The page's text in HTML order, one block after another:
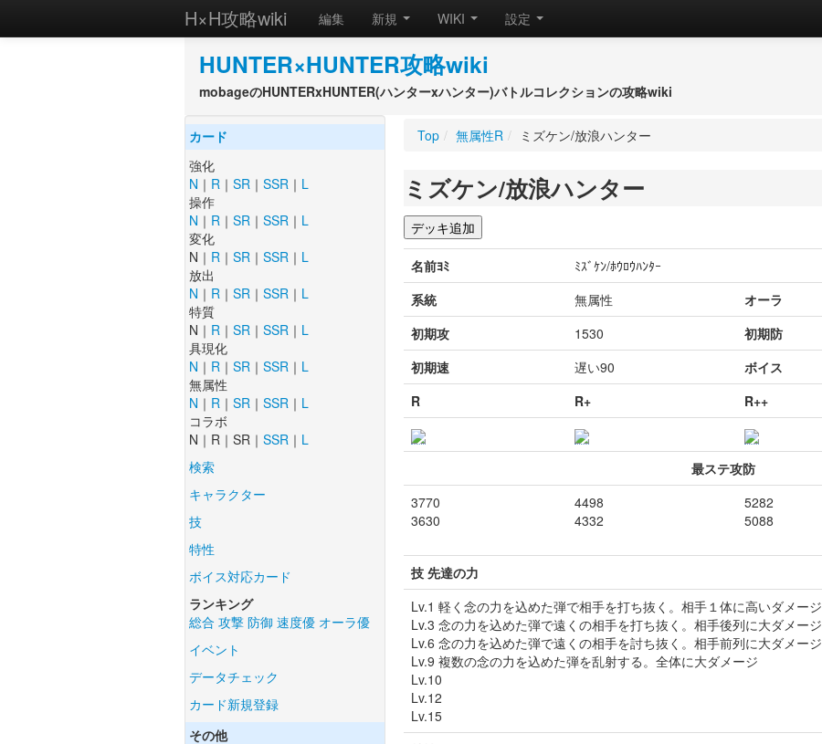
H×H攻略wiki 編集 新規 WIKI 設定
HUNTER×HUNTER攻略wiki
mobageのHUNTERxHUNTER(ハンターxハンター)バトルコレクションの攻略wiki
カード
強化
N ｜ R ｜ SR ｜ SSR ｜ L
操作
N ｜ R ｜ SR ｜ SSR ｜ L
変化
N｜ R ｜ SR ｜ SSR ｜ L
放出
N ｜ R ｜ SR ｜ SSR ｜ L
特質
N｜ R ｜ SR ｜ SSR ｜ L
具現化
N ｜ R ｜ SR ｜ SSR ｜ L
無属性
N ｜ R ｜ SR ｜ SSR ｜ L
コラボ
N｜R｜SR｜ SSR ｜ L
検索
キャラクター
技
特性
ボイス対応カード
ランキング
総合 攻撃 防御 速度優 オーラ優
イベント
データチェック
カード新規登録
その他
Top / 無属性R / ミズケン/放浪ハンター
ミズケン/放浪ハンター
名前ﾖﾐ
ﾐｽﾞｹﾝ/ﾎｳﾛｳﾊﾝﾀｰ
系統
無属性 オーラ
初期攻
1530 初期防
初期速
遅い90 ボイス
R
R+ R++
最ステ攻防
3770
3630
4498
4332
5282
5088
技 先達の力
Lv.1 軽く念の力を込めた弾で相手を打ち抜く。相手１体に高いダメージ
Lv.3 念の力を込めた弾で遠くの相手を打ち抜く。相手後列に大ダメージ
Lv.6 念の力を込めた弾で遠くの相手を討ち抜く。相手前列に大ダメージ
Lv.9 複数の念の力を込めた弾を乱射する。全体に大ダメージ
Lv.10
Lv.12
Lv.15